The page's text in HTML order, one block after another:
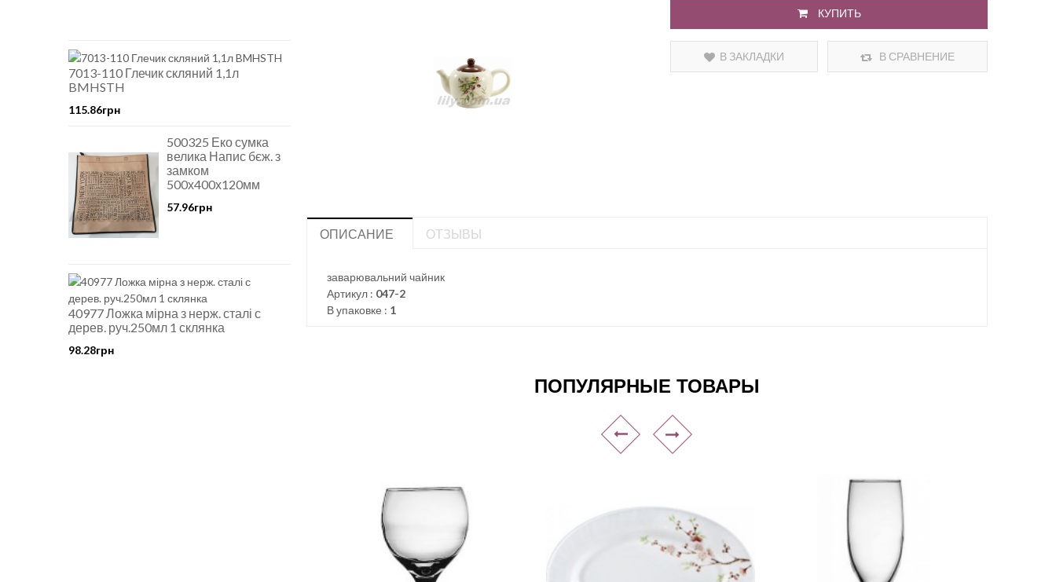
7013-110 Глечик скляний 1,1л
BMHSTH
115.86грн
500325 Еко сумка
велика Напис бєж. з
замком
500х400х120мм
57.96грн
40977 Ложка мірна з нерж. сталі с
дерев. руч.250мл 1 склянка
98.28грн
КУПИТЬ
В ЗАКЛАДКИ В СРАВНЕНИЕ
ОПИСАНИЕ ОТЗЫВЫ
заварювальний чайник
Артикул : 047-2
В упаковке : 1
ПОПУЛЯРНЫЕ ТОВАРЫ